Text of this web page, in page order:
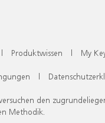
| Produktwissen | My
|
den
Methodik.